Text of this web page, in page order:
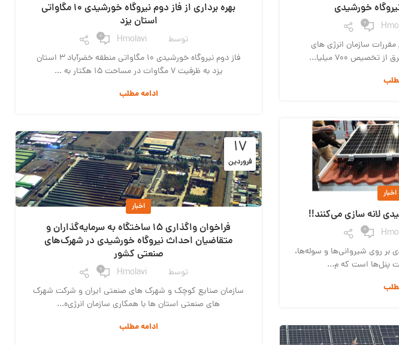
خورشیدی
0
سازمان انرژی های
۷۰۰ میلیا...
بهره برداری از فاز دوم نیروگاه خورشیدی 10 مگاواتی
استان یزد
توسط Hmolavi
0
فاز دوم نیروگاه خورشیدی 10 مگاواتی منطقه خضرآباد 3 استان
یزد به ظرفیت 7 مگاوات در مساحت 15 هکتار به ...
ادامه مطلب
اخبار
لانه سازی می‌کنند!!
0
روی شیروانی‌ها و سوله‌ها،
پنل‌ها است که م...
۱۷
فروردین
اخبار
فراخوان واگذاری 15 ساختگاه به سرمایه‌گذاران و
متقاضیان احداث نیروگاه خورشیدی در شهرک‌های
صنعتی کشور
توسط Hmolavi
0
سازمان صنایع کوچک و شهرک های صنعتی ایران و شرکت شهرک
های صنعتی استان ها با همکاری سازمان انرژی‌ه...
ادامه مطلب